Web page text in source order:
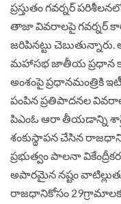
ప్రస్తుతం గవర్నర్‌
తాజా వివరాలపై గవర్నర్‌
జరిపినట్టు
మహాసభ జాతీయ ప్రధాన
అంశంపై ప్రధానమంత్రికి
పంపిన ప్రతిపాదనల
పిఎంఓ ఆరా తీయడాన్ని
శంకుస్థాపన చేసిన
ప్రభుత్వం పాలనా
అపారమైన నష్టం
రాజధానికోసం